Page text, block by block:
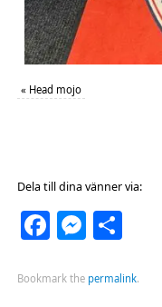
« Head mojo
Dela till dina vänner via:
Facebook
Bookmark the permalink.